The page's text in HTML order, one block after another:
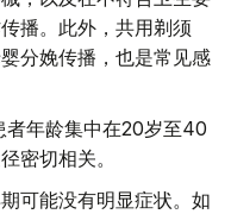
播。此外，共用剃须
分娩传播，也是常见感
年龄集中在20岁至40
密切相关。
可能没有明显症状。如